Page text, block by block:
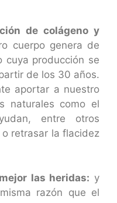
de colágeno y
cuerpo genera de
cuya producción se
de los 30 años.
aportar a nuestro
naturales como el
entre otros
retrasar la flacidez
las heridas: y
razón que el